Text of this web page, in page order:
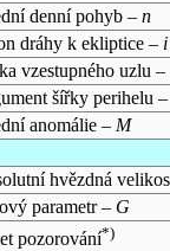
denní pohyb – n
dráhy k ekliptice – i
vzestupného uzlu –
šířky perihelu
anomálie – M
hvězdná
parametr – G
pozorování*)